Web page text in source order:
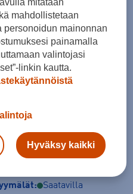
XXL
Saatavilla
mitataan
mahdollistetaan
mainonnan
painamalla
valintojasi
linkin kautta.
Hyväksy kaikki